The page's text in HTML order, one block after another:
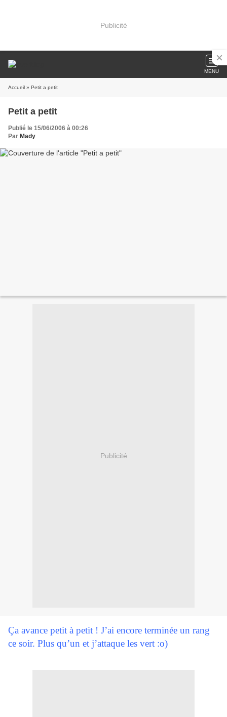
Publicité
MENU
Accueil » Petit a petit
Petit a petit
Publié le 15/06/2006 à 00:26
Par Mady
Publicité
Ça avance petit à petit ! J’ai encore terminée un rang
ce soir. Plus qu’un et j’attaque les vert :o)